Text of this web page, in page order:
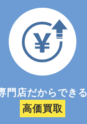
門店だからできる
高価買取